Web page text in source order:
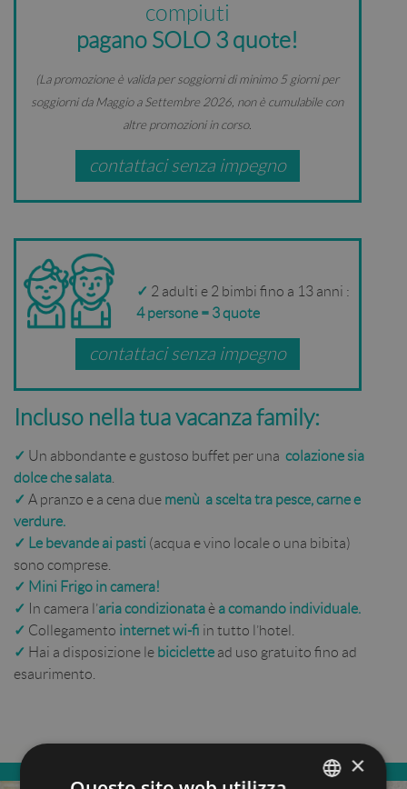
compiuti
pagano SOLO 3 quote!
(La promozione è valida per soggiorni di minimo 5 giorni per
soggiorni da Maggio a Settembre 2026, non è cumulabile con
altre promozioni in corso.
contattaci senza impegno
✓ 2 adulti e 2 bimbi fino a 13 anni :
4 persone = 3 quote
contattaci senza impegno
Incluso nella tua vacanza family:
✓ Un abbondante e gustoso buffet per una colazione sia
dolce che salata
✓ A pranzo e a cena due menù a scelta tra pesce, carne e
verdure.
✓ Le bevande ai pasti (acqua e vino locale o una bibita)
sono comprese.
✓ Mini Frigo in camera!
✓
In camera l’aria condizionataè a comando individuale.
✓ Collegamento internet wi-fi in tutto l’hotel.
✓ Hai a disposizione le biciclette ad uso gratuito fino ad
esaurimento.
×